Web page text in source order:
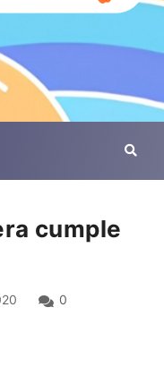
cumple
0